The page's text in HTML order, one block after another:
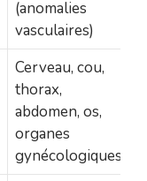
(anomalies
vasculaires)
Cerveau, cou,
thorax,
abdomen, os,
organes
gynécologiques